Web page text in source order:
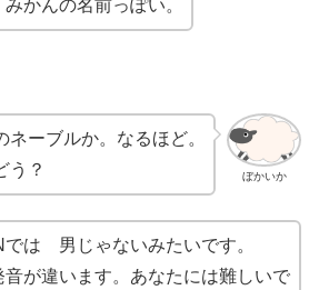
かんの名前っぽい。
ぼかいか
ネーブルか。なるほど。
う？
では 男じゃないみたいです。
音が違います。あなたには難しいで